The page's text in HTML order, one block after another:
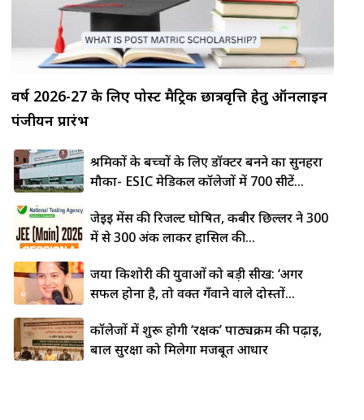
वर्ष 2026-27 के लिए पोस्ट मैट्रिक छात्रवृत्ति हेतु ऑनलाइन
पंजीयन प्रारंभ
श्रमिकों के बच्चों के लिए डॉक्टर बनने का सुनहरा
मौका- ESIC मेडिकल कॉलेजों में 700 सीटें...
जेईई मेंस की रिजल्ट घोषित, कबीर छिल्लर ने 300
में से 300 अंक लाकर हासिल की...
जया किशोरी की युवाओं को बड़ी सीख: ‘अगर
सफल होना है, तो वक्त गँवाने वाले दोस्तों...
कॉलेजों में शुरू होगी ‘रक्षक’ पाठ्यक्रम की पढ़ाई,
बाल सुरक्षा को मिलेगा मजबूत आधार